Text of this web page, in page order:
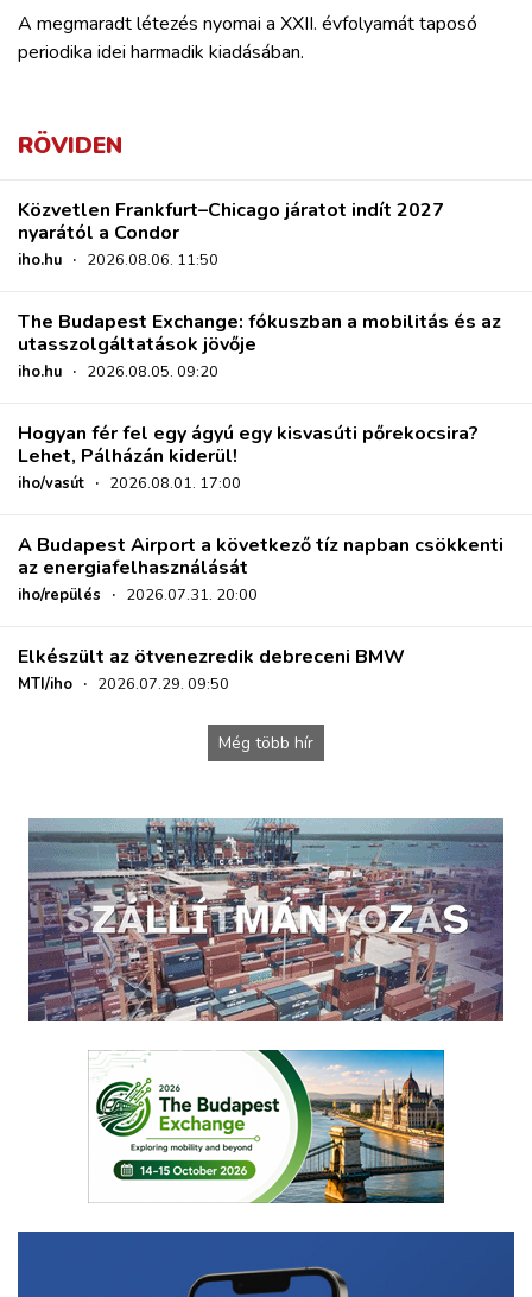
A megmaradt létezés nyomai a XXII. évfolyamát taposó
periodika idei harmadik kiadásában.
RÖVIDEN
Közvetlen Frankfurt–Chicago járatot indít 2027
nyarától a Condor
iho.hu · 2026.08.06. 11:50
The Budapest Exchange: fókuszban a mobilitás és az
utasszolgáltatások jövője
iho.hu · 2026.08.05. 09:20
Hogyan fér fel egy ágyú egy kisvasúti pőrekocsira?
Lehet, Pálházán kiderül!
iho/vasút · 2026.08.01. 17:00
A Budapest Airport a következő tíz napban csökkenti
az energiafelhasználását
iho/repülés · 2026.07.31. 20:00
Elkészült az ötvenezredik debreceni BMW
MTI/iho · 2026.07.29. 09:50
Még több hír